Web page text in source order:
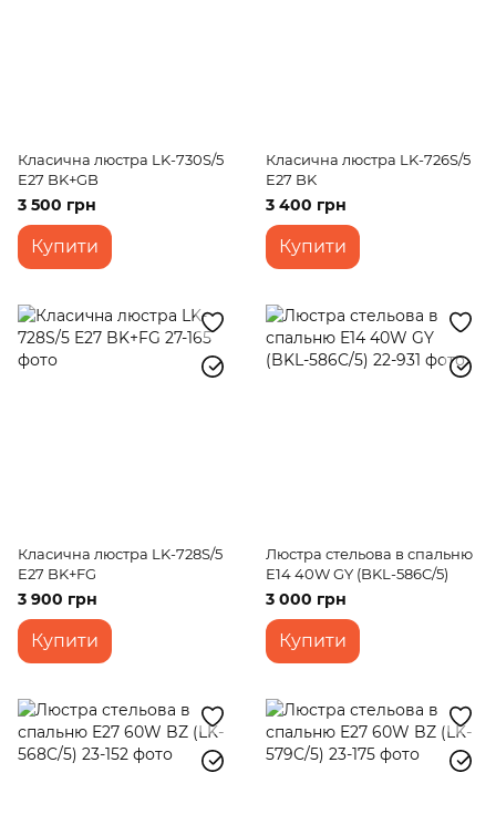
Класична люстра LK-730S/5
E27 BK+GB
3 500 грн
Купити
Класична люстра LK-726S/5
E27 BK
3 400 грн
Купити
Класична люстра LK-728S/5
E27 BK+FG
3 900 грн
Купити
Люстра стельова в спальню
E14 40W GY (BKL-586C/5)
3 000 грн
Купити